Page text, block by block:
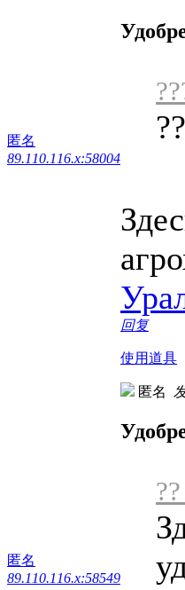
匿名
89.110.116.x:58004
回复
使用道具
匿名
89.110.116.x:58549
匿名